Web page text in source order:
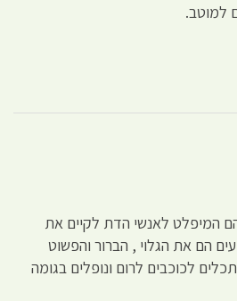
למוטב.
המיפלט לאנשי הדת לקיים את
הם את הגלוי , הברור והפשוט
לכוכבים לרום ונופלים בגומה